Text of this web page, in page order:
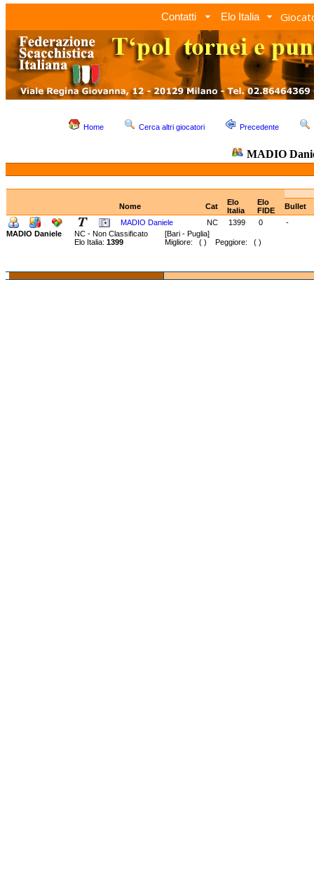
Contatti Elo Italia
Home Cerca altri giocatori Precedente
MADIO
Nome Cat
Elo
Italia
Elo
FIDE
Bullet
MADIO Daniele
NC 1399 0
-
MADIO Daniele
NC - Non Classificato [Bari - Puglia]
Elo Italia: 1399 Migliore: ( ) Peggiore: ( )